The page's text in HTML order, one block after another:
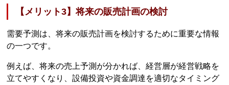
【メリット3】将来の販売計画の検討
需要予測は、将来の販売計画を検討するために重要な情報
の一つです。
例えば、将来の売上予測が分かれば、経営層が経営戦略を
立てやすくなり、設備投資や資金調達を適切なタイミング